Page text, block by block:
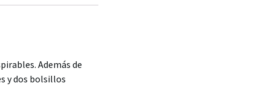
Además de
y dos bolsillos